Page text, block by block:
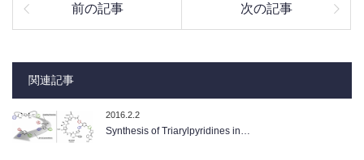
前の記事 次の記事
関連記事
2016.2.2
Synthesis of Triarylpyridines in…